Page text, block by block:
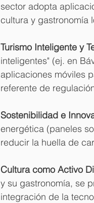
sector adopta
cultura y gastronomía
Turismo Inteligente y
inteligentes" (ej. en
aplicaciones móviles
referente de
Sostenibilidad e
energética (paneles
reducir la huella de
Cultura como Activo
y su gastronomía, se
integración de la